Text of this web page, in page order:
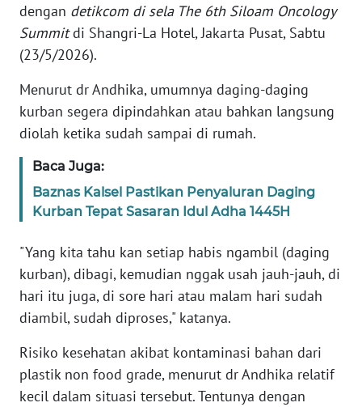
dengan detikcom di sela The 6th Siloam Oncology
Summitdi Shangri-La Hotel, Jakarta Pusat, Sabtu
(23/5/2026).
Menurut dr Andhika, umumnya daging-daging
kurban segera dipindahkan atau bahkan langsung
diolah ketika sudah sampai di rumah.
Baca Juga:
Baznas Kalsel Pastikan Penyaluran Daging
Kurban Tepat Sasaran Idul Adha 1445H
"Yang kita tahu kan setiap habis ngambil (daging
kurban), dibagi, kemudian nggak usah jauh-jauh, di
hari itu juga, di sore hari atau malam hari sudah
diambil, sudah diproses," katanya.
Risiko kesehatan akibat kontaminasi bahan dari
plastik non food grade, menurut dr Andhika relatif
kecil dalam situasi tersebut. Tentunya dengan
WN
SUMUT
JAKARTA
WN
WN
BANTEN
WN
NTT
KEPRI
WN
PAPUA